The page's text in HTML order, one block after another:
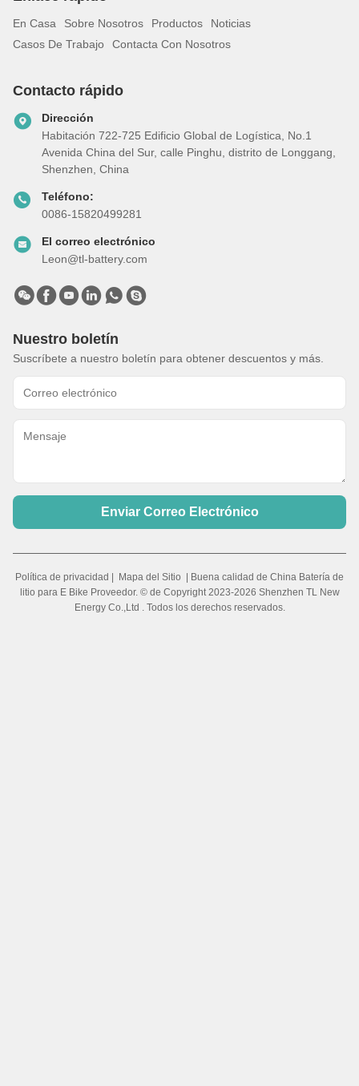
En Casa Sobre Nosotros Productos
Noticias
Casos De Trabajo
Contacta Con Nosotros
Contacto rápido
Dirección
Habitación 722-725 Edificio Global de Logística, No.1
Avenida China del Sur, calle Pinghu, distrito de Longgang,
Shenzhen, China
Teléfono:
0086-15820499281
El correo electrónico
Leon@tl-battery.com
Nuestro boletín
Suscríbete a nuestro boletín para obtener descuentos y más.
Enviar Correo Electrónico
Política de privacidad Mapa del Sitio | Buena calidad de China Batería de
litio para E Bike Proveedor. © de Copyright 2023-2026 Shenzhen TL New
Energy Co.,Ltd . Todos los derechos reservados.